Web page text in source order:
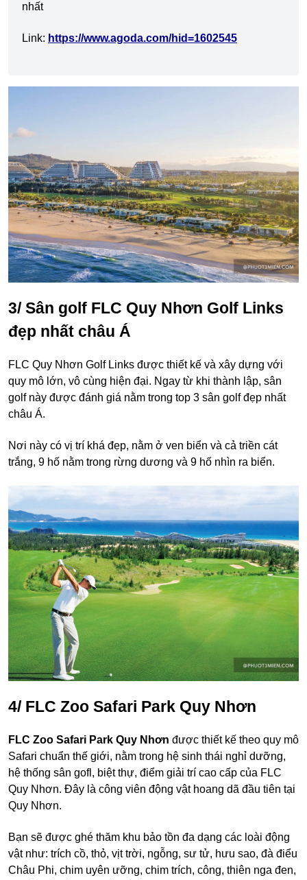
nhất
Link: https://www.agoda.com/hid=1602545
3/ Sân golf FLC Quy Nhơn Golf Links
đẹp nhất châu Á
FLC Quy Nhơn Golf Links được thiết kế và xây dựng với
quy mô lớn, vô cùng hiện đại. Ngay từ khi thành lập, sân
golf này được đánh giá nằm trong top 3 sân golf đẹp nhất
châu Á.
Nơi này có vị trí khá đẹp, nằm ở ven biển và cả triền cát
trắng, 9 hố nằm trong rừng dương và 9 hố nhìn ra biển.
4/ FLC Zoo Safari Park Quy Nhơn
FLC Zoo Safari Park Quy Nhơn được thiết kế theo quy mô
Safari chuẩn thế giới, nằm trong hệ sinh thái nghỉ dưỡng,
hệ thống sân gofl, biệt thự, điểm giải trí cao cấp của FLC
Quy Nhơn. Đây là công viên động vật hoang dã đầu tiên tại
Quy Nhơn.
Bạn sẽ được ghé thăm khu bảo tồn đa dạng các loài động
vật như: trích cồ, thỏ, vịt trời, ngỗng, sư tử, hưu sao, đà điểu
Châu Phi, chim uyên ưỡng, chim trích, công, thiên nga đen,